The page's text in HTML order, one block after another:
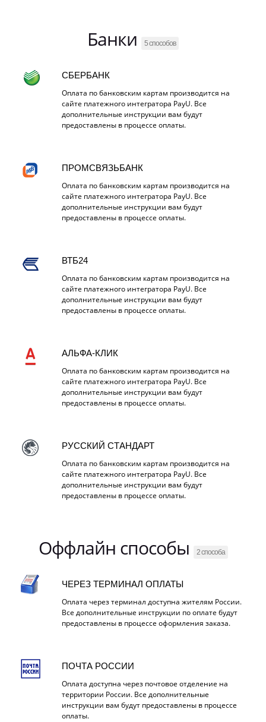
Банки 5 способов
СБЕРБАНК
Оплата по банковским картам производится на
сайте платежного интегратора PayU. Все
дополнительные инструкции вам будут
предоставлены в процессе оплаты.
ПРОМСВЯЗЬБАНК
Оплата по банковским картам производится на
сайте платежного интегратора PayU. Все
дополнительные инструкции вам будут
предоставлены в процессе оплаты.
ВТБ24
Оплата по банковским картам производится на
сайте платежного интегратора PayU. Все
дополнительные инструкции вам будут
предоставлены в процессе оплаты.
АЛЬФА-КЛИК
Оплата по банковским картам производится на
сайте платежного интегратора PayU. Все
дополнительные инструкции вам будут
предоставлены в процессе оплаты.
РУССКИЙ СТАНДАРТ
Оплата по банковским картам производится на
сайте платежного интегратора PayU. Все
дополнительные инструкции вам будут
предоставлены в процессе оплаты.
Оффлайн способы 2 способа
ЧЕРЕЗ ТЕРМИНАЛ ОПЛАТЫ
Оплата через терминал доступна жителям России.
Все дополнительные инструкции по оплате будут
предоставлены в процессе оформления заказа.
ПОЧТА РОССИИ
Оплата доступна через почтовое отделение на
территории России. Все дополнительные
инструкции вам будут предоставлены в процессе
оплаты.